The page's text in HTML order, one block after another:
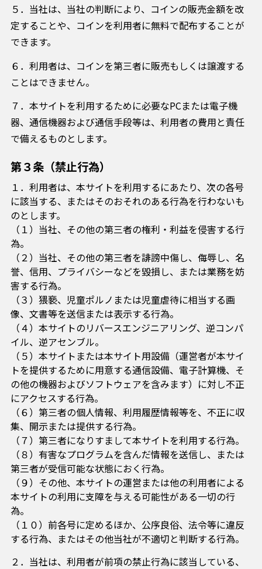
５．当社は、当社の判断により、コインの販売金額を改
定することや、コインを利用者に無料で配布することが
できます。
６．利用者は、コインを第三者に販売もしくは譲渡する
ことはできません。
７．本サイトを利用するために必要なPCまたは電子機
器、通信機器および通信手段等は、利用者の費用と責任
で備えるものとします。
第３条（禁止行為）
１．利用者は、本サイトを利用するにあたり、次の各号
に該当する、またはそのおそれのある行為を行わないも
のとします。
（１）当社、その他の第三者の権利・利益を侵害する行
為。
（２）当社、その他の第三者を誹謗中傷し、侮辱し、名
誉、信用、プライバシーなどを毀損し、または業務を妨
害する行為。
（３）猥褻、児童ポルノまたは児童虐待に相当する画
像、文書等を送信または表示する行為。
（４）本サイトのリバースエンジニアリング、逆コンパ
イル、逆アセンブル。
（５）本サイトまたは本サイト用設備（運営者が本サイ
トを提供するために用意する通信設備、電子計算機、そ
の他の機器およびソフトウェアを含みます）に対し不正
にアクセスする行為。
（６）第三者の個人情報、利用履歴情報等を、不正に収
集、開示または提供する行為。
（７）第三者になりすまして本サイトを利用する行為。
（８）有害なプログラムを含んだ情報を送信し、または
第三者が受信可能な状態におく行為。
（９）その他、本サイトの運営または他の利用者による
本サイトの利用に支障を与える可能性がある一切の行
為。
（１０）前各号に定めるほか、公序良俗、法令等に違反
する行為、またはその他当社が不適切と判断する行為。
２．当社は、利用者が前項の禁止行為に該当している、